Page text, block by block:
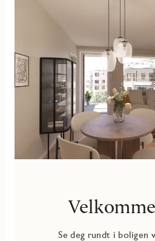
Se deg rundt i boligen